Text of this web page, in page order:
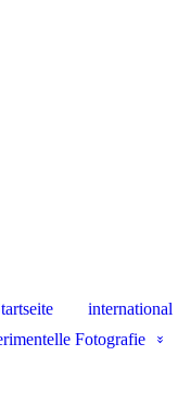
international
Fotografie